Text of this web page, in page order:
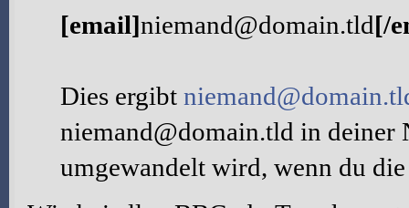
[email]niemand@domain.tld[/
Dies ergibt
niemand@domain.tld in deiner
umgewandelt wird, wenn du